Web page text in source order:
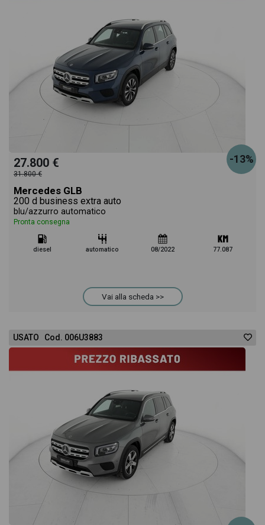
-13%
27.800 €
31.800 €
Mercedes GLB
200 d business extra auto
blu/azzurro automatico
Pronta consegna
diesel automatico 08/2022 77.087
Vai alla scheda >>
USATO Cod. 006U3883